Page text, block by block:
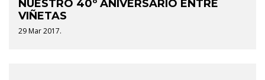
NUESTRO 40º ANIVERSARIO ENTRE
VIÑETAS
29 Mar 2017.